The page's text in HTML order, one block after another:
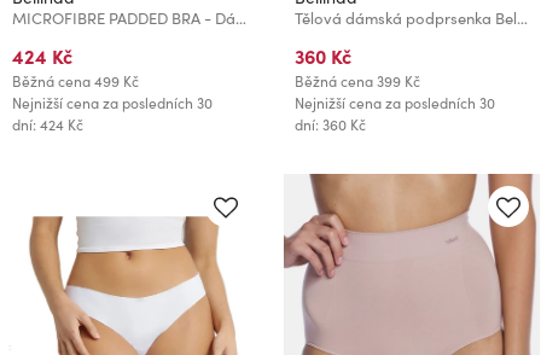
MICROFIBRE PADDED BRA - Dámská vyztužená podprsenka - černá
424 Kč
Běžná cena499 Kč
Nejnižší cena za posledních 30
dní: 424 Kč
Tělová dámská podprsenka Bellinda COTTON BRA
360 Kč
Běžná cena399 Kč
Nejnižší cena za posledních 30
dní: 360 Kč